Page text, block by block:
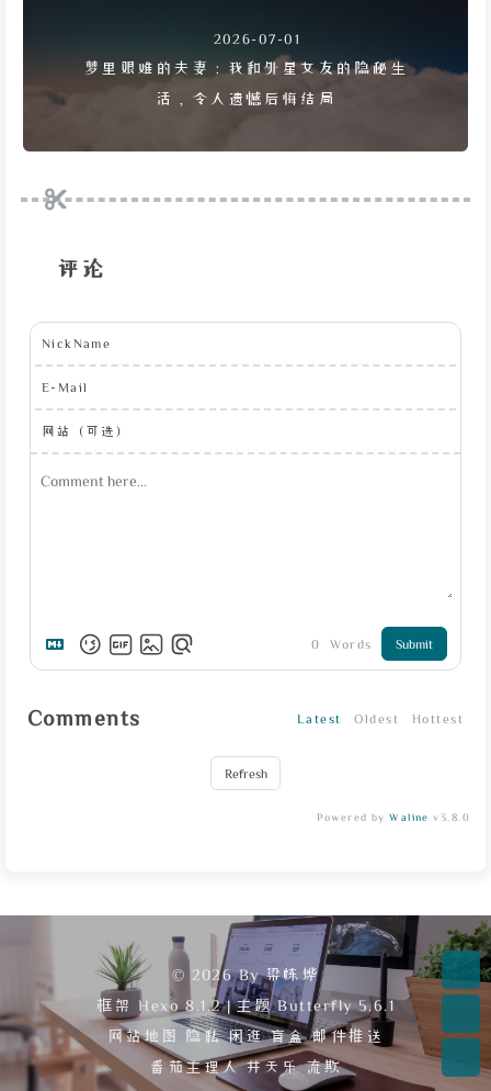
2026-07-01
梦里艰难的夫妻：我和外星女友的隐秘生
活，令人遗憾后悔结局
评论
NickName
E-Mail
网站（可选）
0 Words Submit
Comments Latest Oldest Hottest
Refresh
Powered byWaline v3.8.0
© 2026 By 梁栋烨
框架Hexo 8.1.2 | 主题Butterfly 5.6.1
网站地图
隐私 闲逛 盲盒 邮件推送
番茄主理人 井天乐 流欺